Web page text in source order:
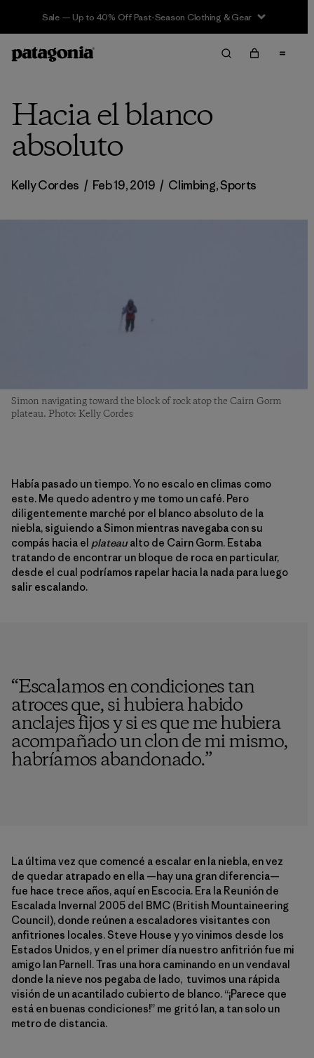
Sale — Up to 40% Off Past-Season Clothing & Gear
Hacia el blanco
absoluto
Kelly Cordes / Feb 19, 2019 / Climbing,Sports
Simon navigating toward the block of rock atop the Cairn Gorm
plateau. Photo: Kelly Cordes
Había pasado un tiempo. Yo no escalo en climas como
este. Me quedo adentro y me tomo un café. Pero
diligentemente marché por el blanco absoluto de la
niebla, siguiendo a Simon mientras navegaba con su
compás hacia el plateaualto de Cairn Gorm. Estaba
tratando de encontrar un bloque de roca en particular,
desde el cual podríamos rapelar hacia la nada para luego
salir escalando.
“Escalamos en condiciones tan
atroces que, si hubiera habido
anclajes fijos y si es que me hubiera
acompañado un clon de mi mismo,
habríamos abandonado.”
La última vez que comencé a escalar en la niebla, en vez
de quedar atrapado en ella —hay una gran diferencia—
fue hace trece años, aquí en Escocia. Era la Reunión de
Escalada Invernal 2005 del BMC (British Mountaineering
Council), donde reúnen a escaladores visitantes con
anfitriones locales. Steve House y yo vinimos desde los
Estados Unidos, y en el primer día nuestro anfitrión fue mi
amigo Ian Parnell. Tras una hora caminando en un vendaval
donde la nieve nos pegaba de lado, tuvimos una rápida
visión de un acantilado cubierto de blanco. “¡Parece que
está en buenas condiciones!” me gritó Ian, a tan solo un
metro de distancia.